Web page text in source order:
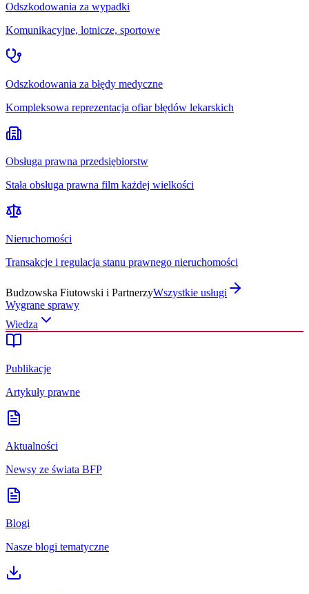
Odszkodowania za wypadki
Komunikacyjne, lotnicze, sportowe
Odszkodowania za błędy medyczne
Kompleksowa reprezentacja ofiar błędów lekarskich
Obsługa prawna przedsiębiorstw
Stała obsługa prawna film każdej wielkości
Nieruchomości
Transakcje i regulacja stanu prawnego nieruchomości
Budzowska Fiutowski i PartnerzyWszystkie usługi
Wygrane sprawy
Wiedza
Publikacje
Artykuły prawne
Aktualności
Newsy ze świata BFP
Blogi
Nasze blogi tematyczne